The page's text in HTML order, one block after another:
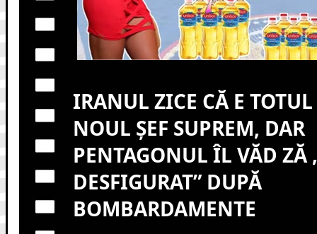
IRANUL ZICE CĂ E
NOUL ȘEF SUPREM, DAR
PENTAGONUL ÎL VĂD ZĂ
DESFIGURAT” DUPĂ
BOMBARDAMENTE